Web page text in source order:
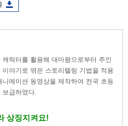
릭터를 활용해 대마왕으로부터 주인
야기로 엮은 스토리텔링 기법을 적용
메이션 동영상을 제작하여 전국 초등
보급하였다.
상징지켜요!